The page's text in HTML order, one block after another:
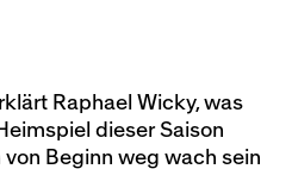
Raphael Wicky, was
dieser Saison
Beginn weg wach sein